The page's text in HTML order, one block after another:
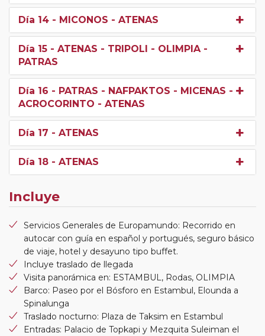
Día 14 - MICONOS - ATENAS
Día 15 - ATENAS - TRIPOLI - OLIMPIA -
PATRAS
Día 16 - PATRAS - NAFPAKTOS - MICENAS -
ACROCORINTO - ATENAS
Día 17 - ATENAS
Día 18 - ATENAS
Incluye
Servicios Generales de Europamundo: Recorrido en
autocar con guía en español y portugués, seguro básico
de viaje, hotel y desayuno tipo buffet.
Incluye traslado de llegada
Visita panorámica en: ESTAMBUL, Rodas, OLIMPIA
Barco: Paseo por el Bósforo en Estambul, Elounda a
Spinalunga
Traslado nocturno: Plaza de Taksim en Estambul
Entradas: Palacio de Topkapi y Mezquita Suleiman el